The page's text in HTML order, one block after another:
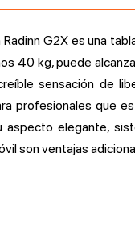
Radinn G2X es una
40 kg, puede
sensación de
profesionales que
aspecto elegante,
son ventajas